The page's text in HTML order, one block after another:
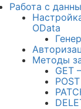
Работа с
OData
Методы
GET